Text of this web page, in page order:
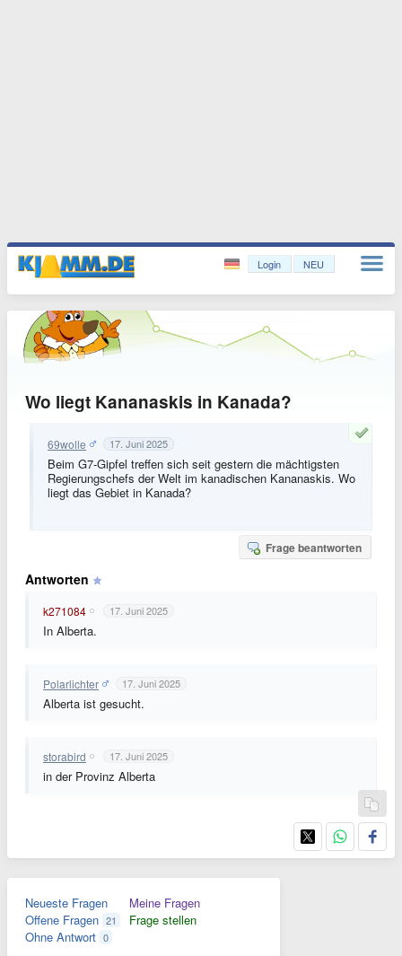
Login NEU
Wo liegt Kananaskis in Kanada?
69wolle 17. Juni 2025
Beim G7-Gipfel treffen sich seit gestern die mächtigsten
Regierungschefs der Welt im kanadischen Kananaskis. Wo
liegt das Gebiet in Kanada?
Frage beantworten
Antworten
k271084 17. Juni 2025
In Alberta.
Polarlichter 17. Juni 2025
Alberta ist gesucht.
storabird 17. Juni 2025
in der Provinz Alberta
Neueste Fragen
Offene Fragen 21
Ohne Antwort 0
Meine Fragen
Frage stellen